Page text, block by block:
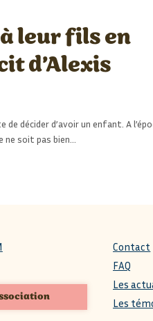
leur fils en
d’Alexis
décider d’avoir un enfant. A
ne soit pas bien…
Contact
FAQ
Les
Les